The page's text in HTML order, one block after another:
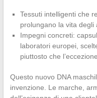
Tessuti intelligenti che
prolungano la vita degli
Impegni concreti:
laboratori europei,
piuttosto che l’eccezione.
Questo nuovo DNA
invenzione. Le marche,